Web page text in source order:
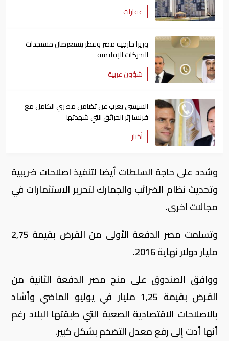
عقارات
وزيرا خارجية مصر وقطر يستعرضان مستجدات
التحركات الإقليمية
شؤون عربية
السيسي يعرب عن تضامن مصري الكامل مع
فرنسا إثر الحرائق التي شهدتها
أخبار
وشدد على حاجة السلطات أيضا لتنفيذ اصلاحات ضريبية
وتحديث نظام الضرائب والجمارك لتحرير الاستثمارات في
مجالات اخرى.
وتسلمت مصر الدفعة الأولى من القرض بقيمة 2,75
مليار دولار نهاية 2016.
ووافق الصندوق على منح مصر الدفعة الثانية من
القرض بقيمة 1,25 مليار في يوليو الماضي وأشاد
بالاصلاحات الاقتصادية الصعبة التي طبقتها البلاد رغم
أنها أدت إلى رفع معدل التضخم بشكل كبير.